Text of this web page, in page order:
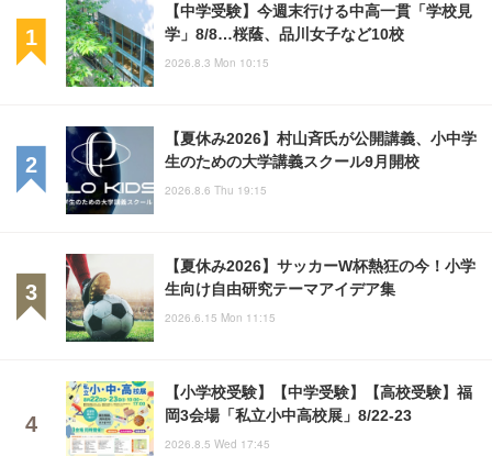
【中学受験】今週末行ける中高一貫「学校見
学」8/8…桜蔭、品川女子など10校
2026.8.3 Mon 10:15
【夏休み2026】村山斉氏が公開講義、小中学
生のための大学講義スクール9月開校
2026.8.6 Thu 19:15
【夏休み2026】サッカーW杯熱狂の今！小学
生向け自由研究テーマアイデア集
2026.6.15 Mon 11:15
【小学校受験】【中学受験】【高校受験】福
岡3会場「私立小中高校展」8/22-23
2026.8.5 Wed 17:45